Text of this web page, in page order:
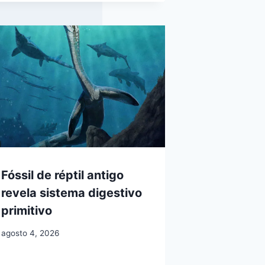
Fóssil de réptil antigo
revela sistema digestivo
primitivo
agosto 4, 2026